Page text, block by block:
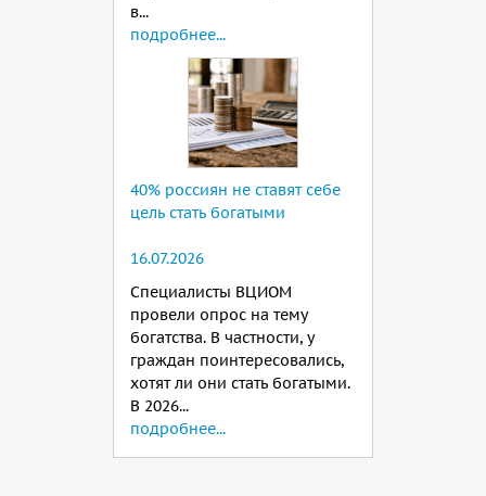
в...
подробнее...
40% россиян не ставят себе
цель стать богатыми
16.07.2026
Специалисты ВЦИОМ
провели опрос на тему
богатства. В частности, у
граждан поинтересовались,
хотят ли они стать богатыми.
В 2026...
подробнее...